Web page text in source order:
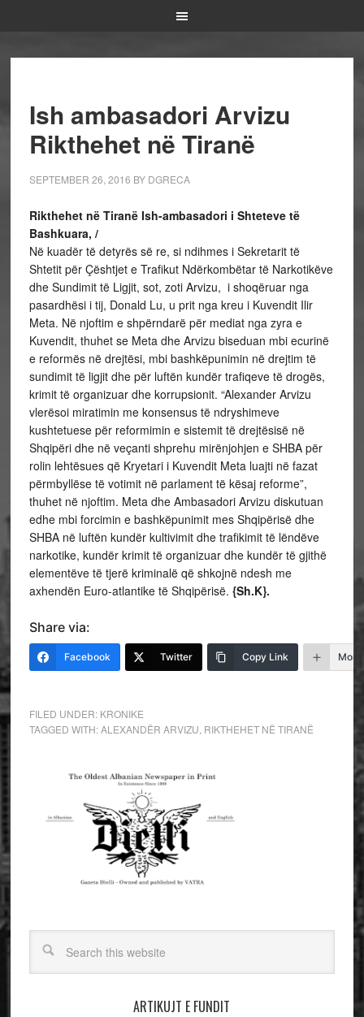
Ish ambasadori Arvizu
Rikthehet në Tiranë
SEPTEMBER 26, 2016 BY DGRECA
Rikthehet në Tiranë Ish-ambasadori i Shteteve të
Bashkuara, /
Në kuadër të detyrës së re, si ndihmes i Sekretarit të
Shtetit për Çështjet e Trafikut Ndërkombëtar të Narkotikëve
dhe Sundimit të Ligjit, sot, zoti Arvizu, i shoqëruar nga
pasardhësi i tij, Donald Lu, u prit nga kreu i Kuvendit Ilir
Meta. Në njoftim e shpërndarë për mediat nga zyra e
Kuvendit, thuhet se Meta dhe Arvizu biseduan mbi ecurinë
e reformës në drejtësi, mbi bashkëpunimin në drejtim të
sundimit të ligjit dhe për luftën kundër trafiqeve të drogës,
krimit të organizuar dhe korrupsionit. “Alexander Arvizu
vlerësoi miratimin me konsensus të ndryshimeve
kushtetuese për reformimin e sistemit të drejtësisë në
Shqipëri dhe në veçanti shprehu mirënjohjen e SHBA për
rolin lehtësues që Kryetari i Kuvendit Meta luajti në fazat
përmbyllëse të votimit në parlament të kësaj reforme”,
thuhet në njoftim. Meta dhe Ambasadori Arvizu diskutuan
edhe mbi forcimin e bashkëpunimit mes Shqipërisë dhe
SHBA në luftën kundër kultivimit dhe trafikimit të lëndëve
narkotike, kundër krimit të organizuar dhe kundër të gjithë
elementëve të tjerë kriminalë që shkojnë ndesh me
axhendën Euro-atlantike të Shqipërisë. {Sh.K}.
Share via:
Facebook Twitter Copy Link More
FILED UNDER: KRONIKE
TAGGED WITH:ALEXANDËR ARVIZU RIKTHEHET NË TIRANË
ARTIKUJT E FUNDIT